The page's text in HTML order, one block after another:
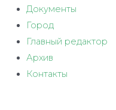
Документы
Город
Главный редактор
Архив
Контакты